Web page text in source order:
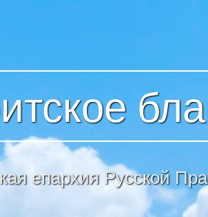
епархия Русской